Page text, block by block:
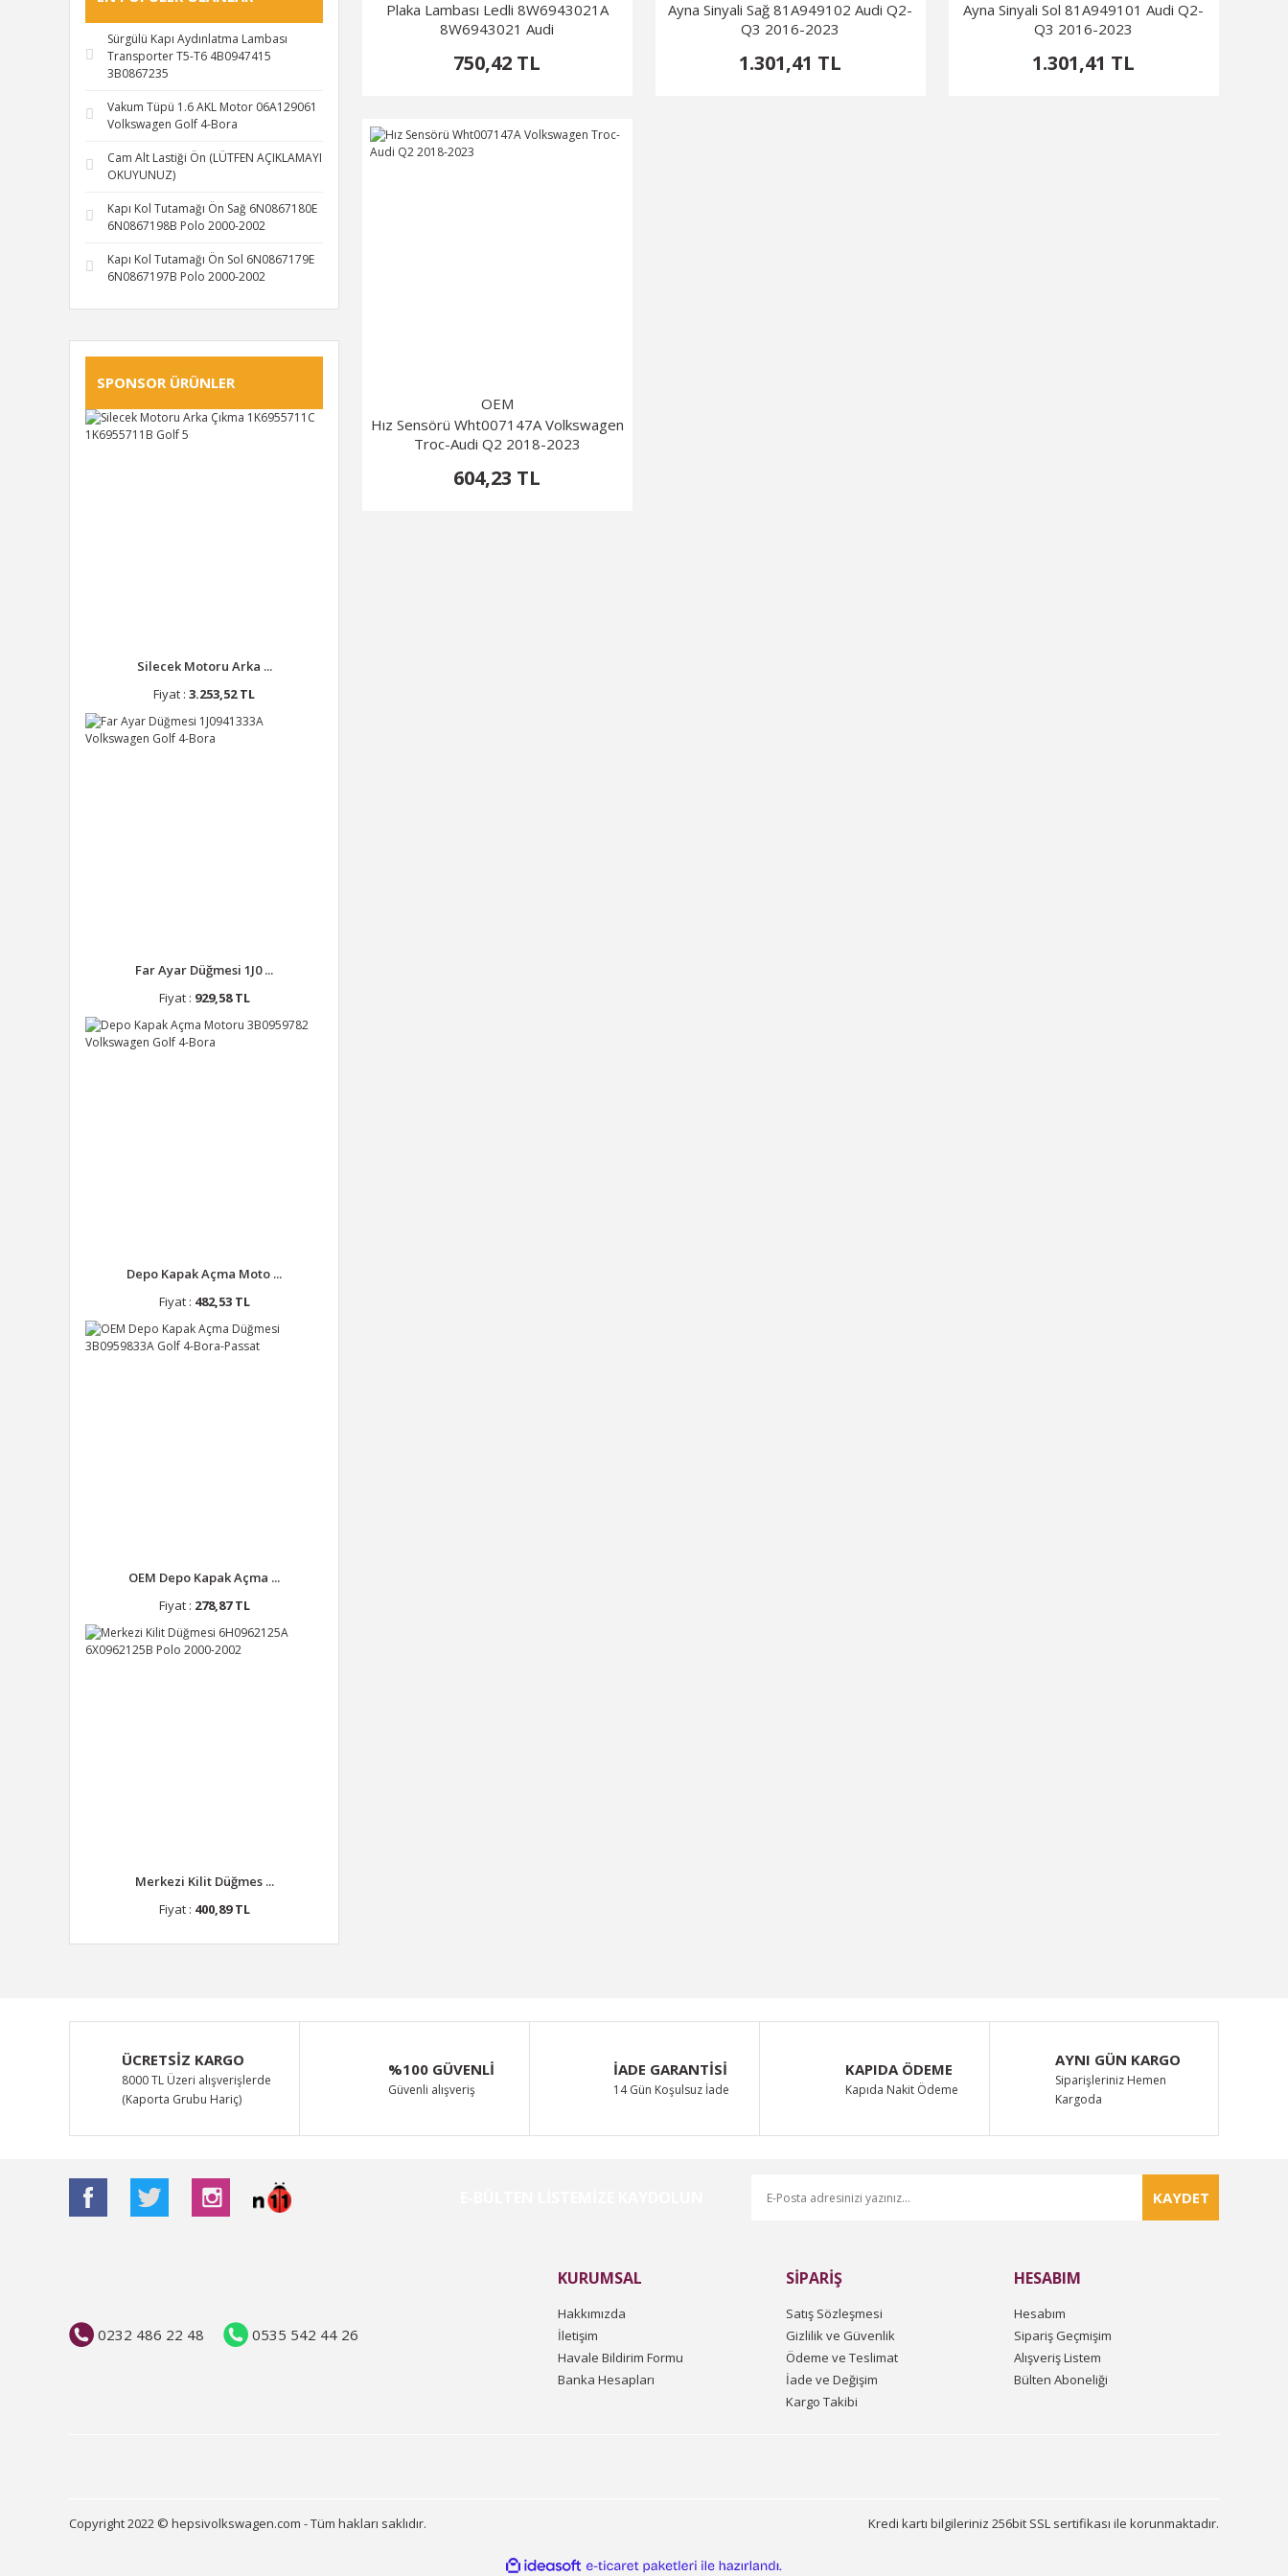
Sürgülü Kapı Aydınlatma Lambası
Transporter T5-T6 4B0947415
3B0867235
Vakum Tüpü 1.6 AKL Motor 06A129061
Volkswagen Golf 4-Bora
Cam Alt Lastiği Ön (LÜTFEN AÇIKLAMAYI
OKUYUNUZ)
Kapı Kol Tutamağı Ön Sağ 6N0867180E
6N0867198B Polo 2000-2002
Kapı Kol Tutamağı Ön Sol 6N0867179E
6N0867197B Polo 2000-2002
SPONSOR ÜRÜNLER
Silecek Motoru Arka ...
Fiyat : 3.253,52 TL
Far Ayar Düğmesi 1J0 ...
Fiyat : 929,58 TL
Depo Kapak Açma Moto ...
Fiyat : 482,53 TL
OEM Depo Kapak Açma ...
Fiyat : 278,87 TL
Merkezi Kilit Düğmes ...
Fiyat : 400,89 TL
Plaka Lambası Ledli 8W6943021A
8W6943021 Audi
750,42 TL
Ayna Sinyali Sağ 81A949102 Audi Q2-
Q3 2016-2023
1.301,41 TL
Ayna Sinyali Sol 81A949101 Audi Q2-
Q3 2016-2023
1.301,41 TL
OEM
Hız Sensörü Wht007147A Volkswagen
Troc-Audi Q2 2018-2023
604,23 TL
ÜCRETSİZ KARGO
8000 TL Üzeri alışverişlerde
(Kaporta Grubu Hariç)
%100 GÜVENLİ
Güvenli alışveriş
İADE GARANTİSİ
14 Gün Koşulsuz İade
KAPIDA ÖDEME
Kapıda Nakit Ödeme
AYNI GÜN KARGO
Siparişleriniz Hemen
Kargoda
KAYDET
0232 486 22 48 0535 542 44 26
KURUMSAL
Hakkımızda
İletişim
Havale Bildirim Formu
Banka Hesapları
SİPARİŞ
Satış Sözleşmesi
Gizlilik ve Güvenlik
Ödeme ve Teslimat
İade ve Değişim
Kargo Takibi
HESABIM
Hesabım
Sipariş Geçmişim
Alışveriş Listem
Bülten Aboneliği
Copyright 2022 © hepsivolkswagen.com - Tüm hakları saklıdır. Kredi kartı bilgileriniz 256bit SSL sertifikası ile korunmaktadır.
ideasoft e-